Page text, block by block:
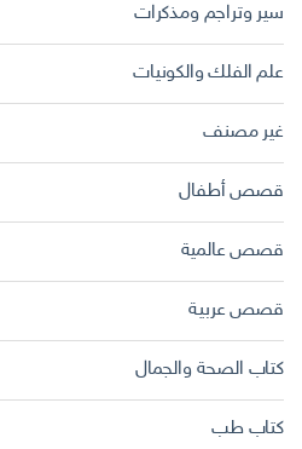
سير وتراجم ومذكرات
علم الفلك والكونيات
غير مصنف
قصص أطفال
قصص عالمية
قصص عربية
كتاب الصحة والجمال
كتاب طب